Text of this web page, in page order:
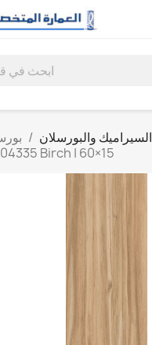
السيراميك والبورسلان
Birch | 60×15